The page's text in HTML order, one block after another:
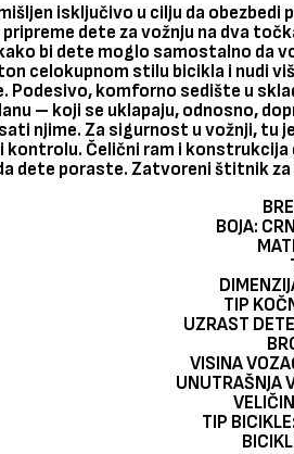
isključivo u cilju da
dete za vožnju na dva
bi dete moglo samostalno da
celokupnom stilu bicikla i nudi
Podesivo, komforno sedište u
– koji se uklapaju, odnosno,
njime. Za sigurnost u vožnji, tu
kontrolu. Čelični ram i
dete poraste. Zatvoreni štitnik
BOJA:
TIP
UZRAST
VISINA
UNUTRAŠNJA
TIP